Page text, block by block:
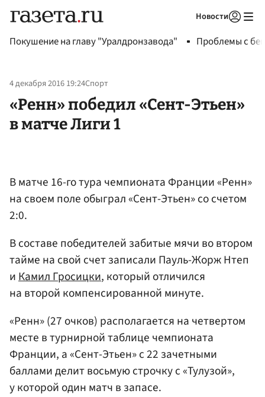
Новости
Покушение на главу "Уралдронзавода" Проблемы с
4 декабря 2016 19:24Спорт
«Ренн» победил «Сент-Этьен»
в матче Лиги 1
В матче 16-го тура чемпионата Франции «Ренн»
на своем поле обыграл «Сент-Этьен» со счетом
2:0.
В составе победителей забитые мячи во втором
тайме на свой счет записали Пауль-Жорж Нтеп
иКамил Гросицки, который отличился
на второй компенсированной минуте.
«Ренн» (27 очков) располагается на четвертом
месте в турнирной таблице чемпионата
Франции, а «Сент-Этьен» с 22 зачетными
баллами делит восьмую строчку с «Тулузой»,
у которой один матч в запасе.